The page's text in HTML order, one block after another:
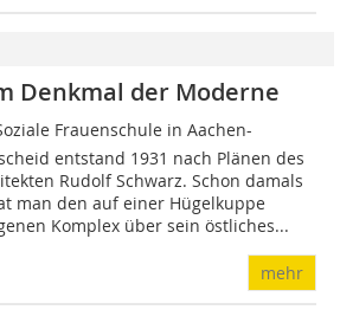
Denkmal der Moderne
Frauenschule in Aachen-
entstand 1931 nach Plänen des
Rudolf Schwarz. Schon damals
man den auf einer Hügelkuppe
Komplex über sein östliches...
mehr